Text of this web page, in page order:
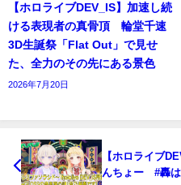
【ホロライブDEV_IS】加速し続
ける表現者の真骨頂 輪堂千速
3D生誕祭「Flat Out」で見せ
た、全力のその先にある景色
2026年7月20日
【ホロライブ
んちょー #轟